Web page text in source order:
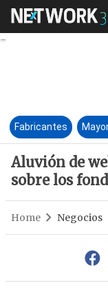
Fabricantes
Aluvión de
sobre los
Home Negocios